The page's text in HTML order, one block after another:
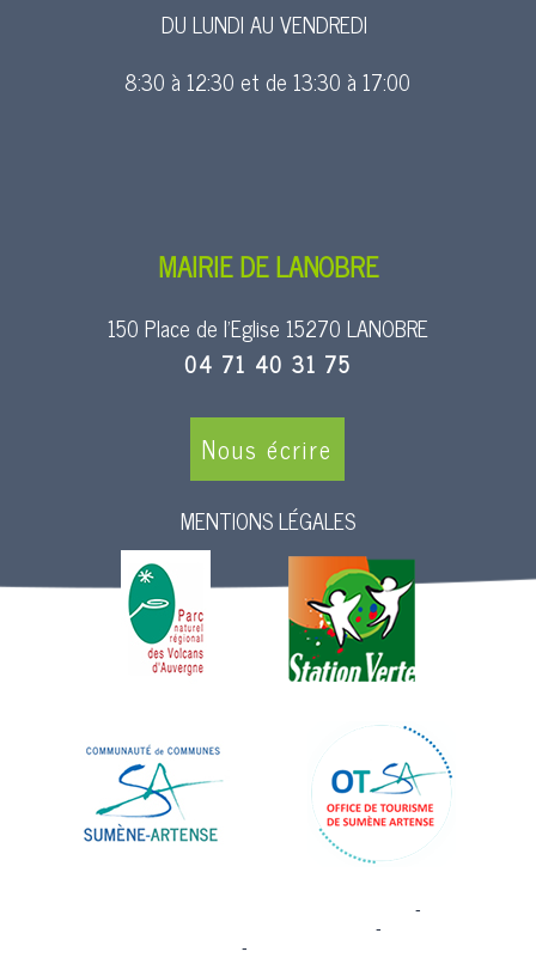
DU LUNDI AU VENDREDI
8:30 à 12:30 et de 13:30 à 17:00
MAIRIE DE LANOBRE
150 Place de l’Eglise 15270 LANOBRE
04 71 40 31 75
Nous écrire
MENTIONS LÉGALES
-
-
-